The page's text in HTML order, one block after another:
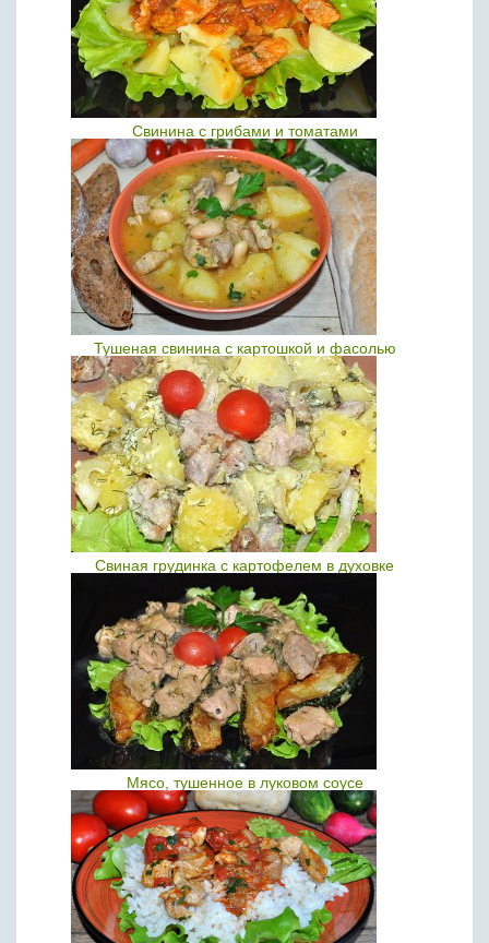
Свинина с грибами и томатами
Тушеная свинина с картошкой и фасолью
Свиная грудинка с картофелем в духовке
Мясо, тушенное в луковом соусе